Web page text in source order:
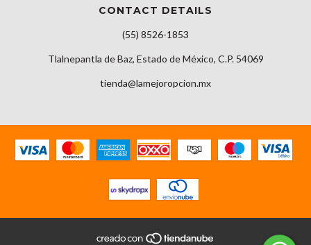
CONTACT DETAILS
(55) 8526-1853
Tlalnepantla de Baz, Estado de México, C.P. 54069
tienda@lamejoropcion.mx